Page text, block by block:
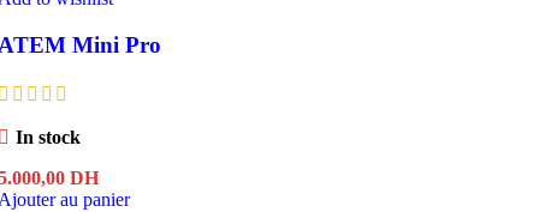
Mini Pro
In stock
DH
au panier